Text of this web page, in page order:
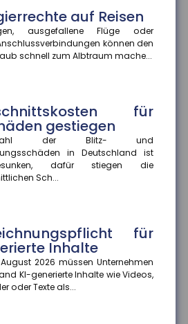
auf Reisen
ausgefallene Flüge oder
können den
schnell zum Albtraum mache...
für
gestiegen
der Blitz- und
in Deutschland ist
dafür stiegen die
Sch...
für
Inhalte
2026 müssen Unternehmen
KI-generierte Inhalte wie Videos,
oder Texte als...
gegen Anwälte auch
möglich
Anwälte auch dann in
können, wenn...
in der Waschstraße:
liegt beim Kunden
einem Schaden am Pkw in der
Nach einem a...
Digitale Identität